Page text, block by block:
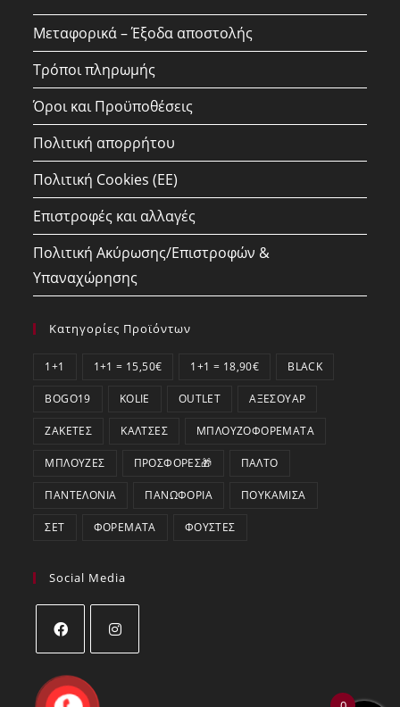
Μεταφορικά – Έξοδα αποστολής
Τρόποι πληρωμής
Όροι και Προϋποθέσεις
Πολιτική απορρήτου
Πολιτική Cookies (ΕΕ)
Επιστροφές και αλλαγές
Πολιτική Ακύρωσης/Επιστροφών &
Υπαναχώρησης
Κατηγορίες Προϊόντων
1+1 1+1 = 15,50€ 1+1 = 18,90€ BLACK
BOGO19 KOLIE OUTLET ΑΞΕΣΟΥΆΡ
ΖΑΚΈΤΕΣ ΚΆΛΤΣΕΣ ΜΠΛΟΥΖΟΦΟΡΈΜΑΤΑ
ΜΠΛΟΎΖΕΣ ΠΡΟΣΦΟΡΕΣ🎁 ΠΑΛΤΌ
ΠΑΝΤΕΛΌΝΙΑ ΠΑΝΩΦΌΡΙΑ ΠΟΥΚΆΜΙΣΑ
ΣΕΤ ΦΟΡΈΜΑΤΑ ΦΟΎΣΤΕΣ
Social Media
in
in